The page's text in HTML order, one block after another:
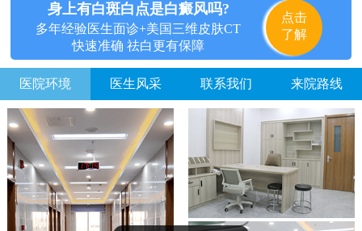
身上有白斑白点是白癜风吗?
多年经验医生面诊+美国三维皮肤CT
快速准确 祛白更有保障
点击
了解
医院环境 医生风采 联系我们 来院路线